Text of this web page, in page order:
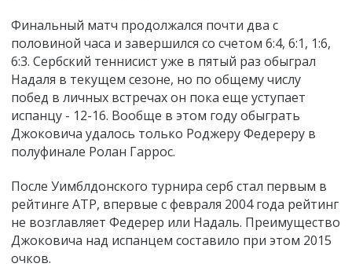
Финальный матч продолжался почти два с
половиной часа и завершился со счетом 6:4, 6:1, 1:6,
6:3. Сербский теннисист уже в пятый раз обыграл
Надаля в текущем сезоне, но по общему числу
побед в личных встречах он пока еще уступает
испанцу - 12-16. Вообще в этом году обыграть
Джоковича удалось только Роджеру Федереру в
полуфинале Ролан Гаррос.
После Уимблдонского турнира серб стал первым в
рейтинге ATP, впервые с февраля 2004 года рейтинг
не возглавляет Федерер или Надаль. Преимущество
Джоковича над испанцем составило при этом 2015
очков.